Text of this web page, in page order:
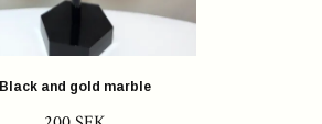
Black and gold marble